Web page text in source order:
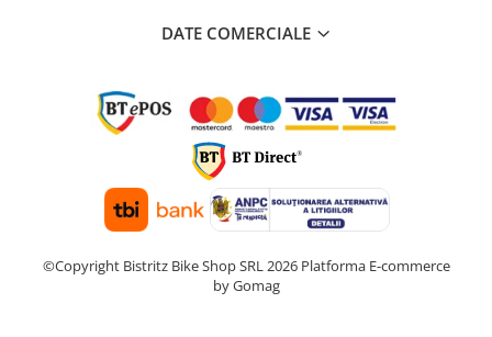
DATE COMERCIALE
©Copyright Bistritz Bike Shop SRL 2026 Platforma E-commerce
by Gomag